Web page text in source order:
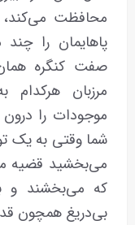
محافظت
پاهایمان را چند
صفت کنگره
مرزبان
موجودات را
شما وقتی به یک
می‌بخشید قضیه
که می‌بخشند و
بی‌دریغ همچون